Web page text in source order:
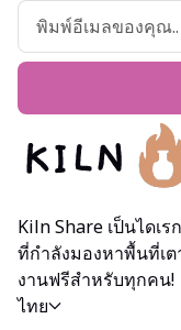
Kiln Share เป็นไดเ
ที่กำลังมองหาพื้นที่เต
งานฟรีสำหรับทุกคน!
ไทย